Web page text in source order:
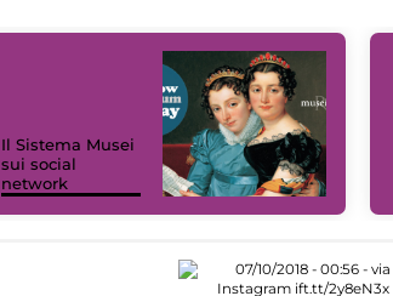
Il Sistema Musei
sui social
network